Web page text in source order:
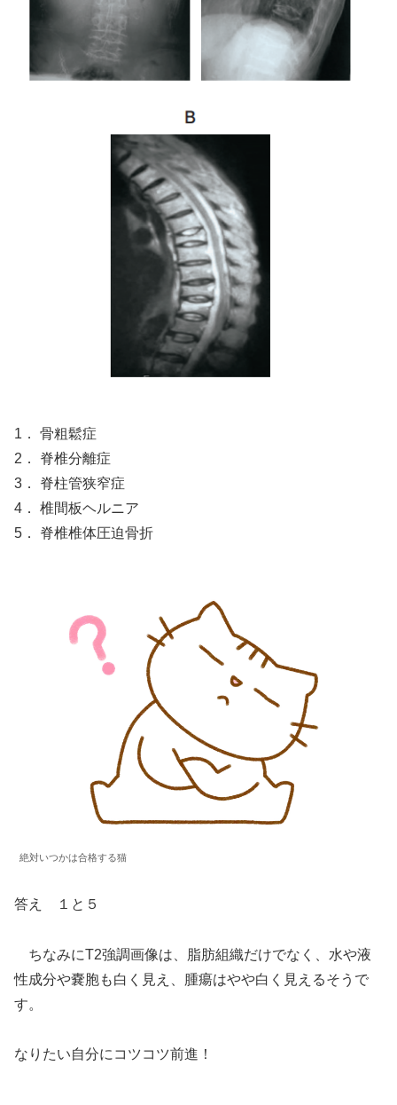
1． 骨粗鬆症
2． 脊椎分離症
3． 脊柱管狭窄症
4． 椎間板ヘルニア
5． 脊椎椎体圧迫骨折
絶対いつかは合格する猫
答え １と５
ちなみにT2強調画像は、脂肪組織だけでなく、水や液
性成分や嚢胞も白く見え、腫瘍はやや白く見えるそうで
す。
なりたい自分にコツコツ前進！